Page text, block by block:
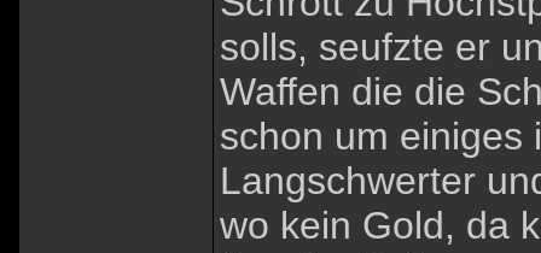
solls, seufzte er
Waffen die die
schon um einiges
Langschwerter
wo kein Gold, da